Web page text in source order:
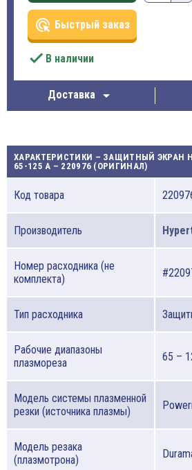
ads_click Быстрый заказ
 В наличии
Доставка 
ХАРАКТЕРИСТИКИ – ЗАЩИТНЫЙ ЭКРАН
65-125 A – 220976 (ОРИГИНАЛ)
Код товара
Производитель
Номер расходника (не
комплекта)
Тип расходника
Рабочие диапазоны
плазмореза
65 –
Модель системы плазменной
резки (источника плазмы)
Модель резака
(плазмотрона)